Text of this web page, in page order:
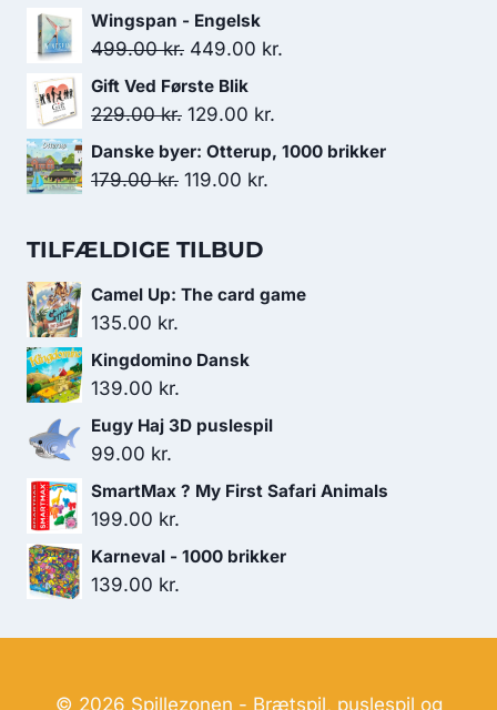
179.00 kr..
oprindelige
pris
179.00 kr..
pris
Wingspan - Engelsk
499.00kr. Den
oprindelige
pris
499.00 kr..
449.00 kr.
Gift Ved Første Blik
229.00kr. Den
oprindelige
pris
129.00 kr.
aktuelle
Danske byer: Otterup, 1000 brikker
179.00kr. Den
pris
179.00 kr..
119.00 kr.
119.00 kr..
TILFÆLDIGE TILBUD
Camel Up: The card game
135.00 kr.
Kingdomino Dansk
139.00 kr.
Eugy Haj 3D puslespil
99.00 kr.
SmartMax ? My First Safari Animals
199.00 kr.
Karneval - 1000 brikker
139.00 kr.
© 2026 Spillezonen - Brætspil, puslespil og